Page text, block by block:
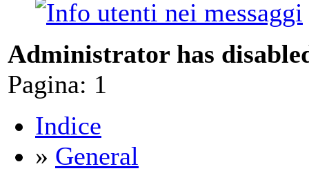
Administrator has
Pagina: 1
Indice
» General